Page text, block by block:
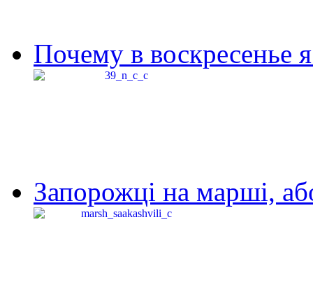
Почему в воскресенье
Запорожці на марші,